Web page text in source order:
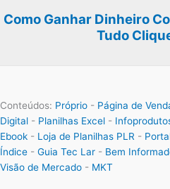
Como Ganhar Dinheiro
Tudo
Conteúdos: Próprio - Página de
Digital - Planilhas Excel -
Ebook - Loja de Planilhas PLR -
Índice - Guia Tec Lar - Bem
Visão de Mercado - MKT